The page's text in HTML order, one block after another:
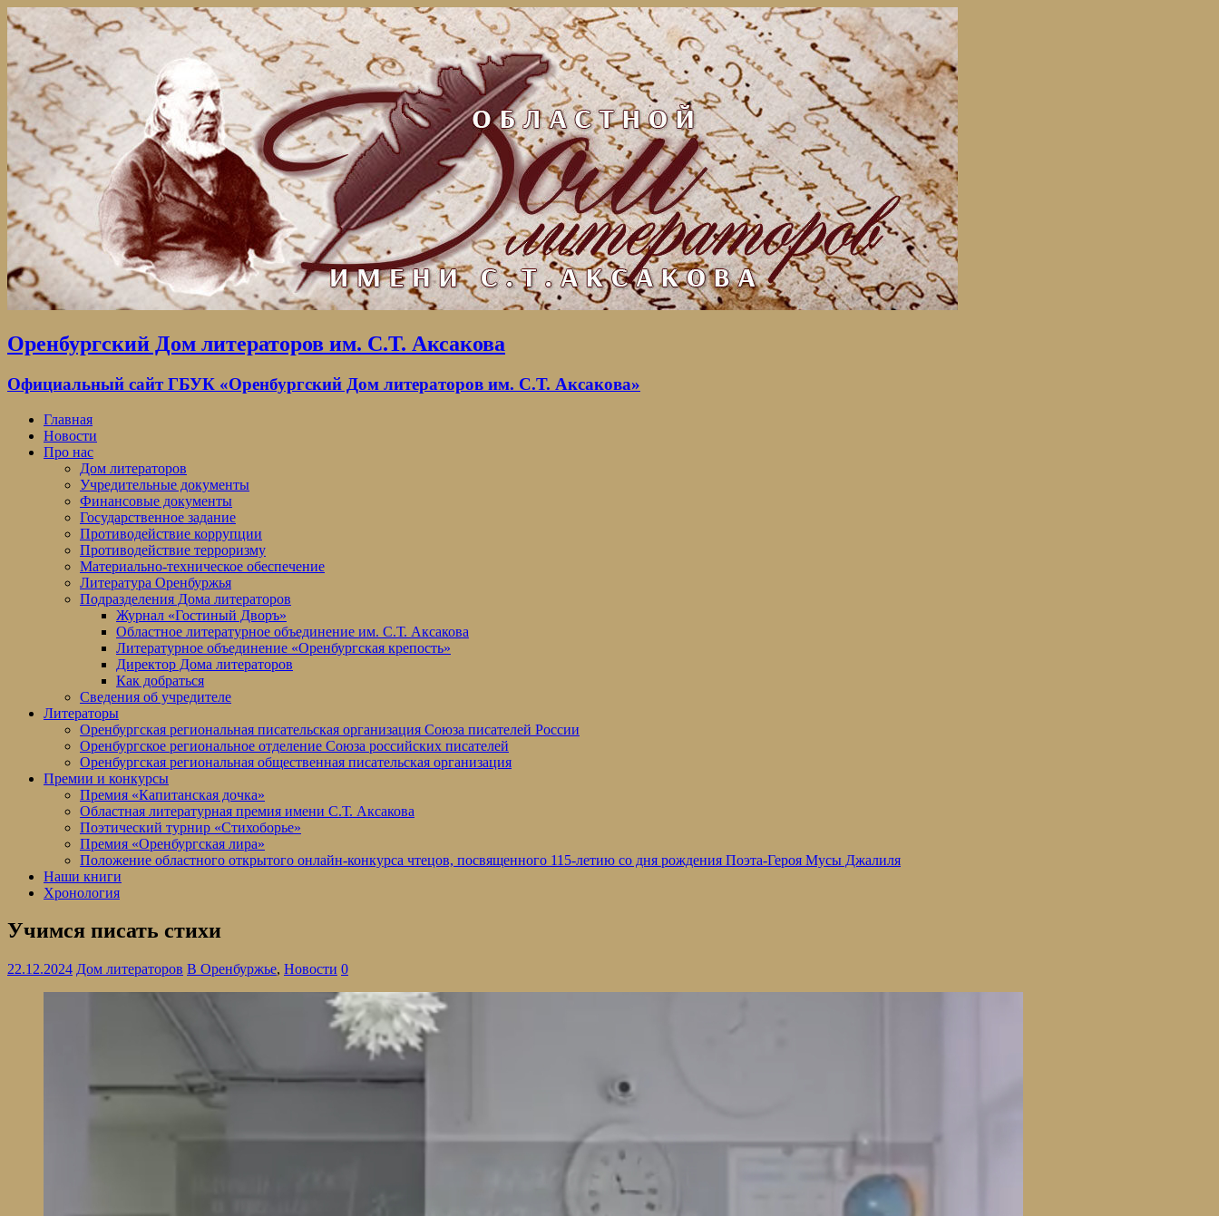
Оренбургский Дом литераторов им. С.Т. Аксакова
Официальный сайт ГБУК «Оренбургский Дом литераторов им. С.Т. Аксакова»
Главная
Новости
Про нас
Дом литераторов
Учредительные документы
Финансовые документы
Государственное задание
Противодействие коррупции
Противодействие терроризму
Материально-техническое обеспечение
Литература Оренбуржья
Подразделения Дома литераторов
Журнал «Гостиный Дворъ»
Областное литературное объединение им. С.Т. Аксакова
Литературное объединение «Оренбургская крепость»
Директор Дома литераторов
Как добраться
Сведения об учредителе
Литераторы
Оренбургская региональная писательская организация Союза писателей России
Оренбургское региональное отделение Союза российских писателей
Оренбургская региональная общественная писательская организация
Премии и конкурсы
Премия «Капитанская дочка»
Областная литературная премия имени С.Т. Аксакова
Поэтический турнир «Стихоборье»
Премия «Оренбургская лира»
Положение областного открытого онлайн-конкурса чтецов, посвященного 115-летию со дня рождения Поэта-Героя Мусы Джалиля
Наши книги
Хронология
Учимся писать стихи
22.12.2024 Дом литераторов В Оренбуржье, Новости 0